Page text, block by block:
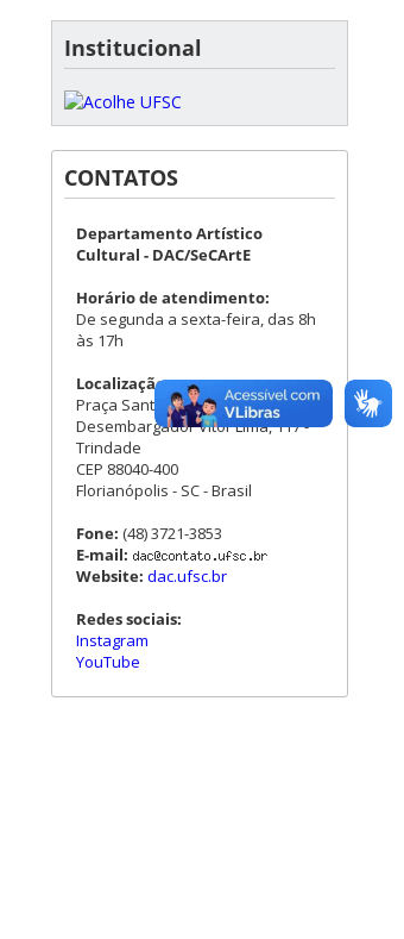
Institucional
CONTATOS
Departamento Artístico
Cultural - DAC/SeCArtE
Horário de atendimento:
De segunda a sexta-feira, das 8h
às 17h
Localização:
Praça Santos Dumont - Rua
Desembargador Vitor Lima, 117 -
Trindade
CEP 88040-400
Florianópolis - SC - Brasil
Fone: (48) 3721-3853
E-mail:
Website: dac.ufsc.br
Redes sociais:
Instagram
YouTube